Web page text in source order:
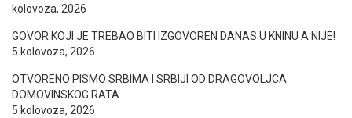
kolovoza, 2026
GOVOR KOJI JE TREBAO BITI IZGOVOREN DANAS U KNINU A NIJE!
5 kolovoza, 2026
OTVORENO PISMO SRBIMA I SRBIJI OD DRAGOVOLJCA
DOMOVINSKOG RATA….
5 kolovoza, 2026